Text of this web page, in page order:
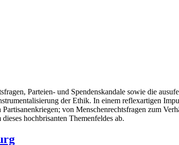
Parteien- und Spendenskandale sowie die
der Ethik. In einem reflexartigen
von Menschenrechtsfragen zum
hochbrisanten Themenfeldes ab.